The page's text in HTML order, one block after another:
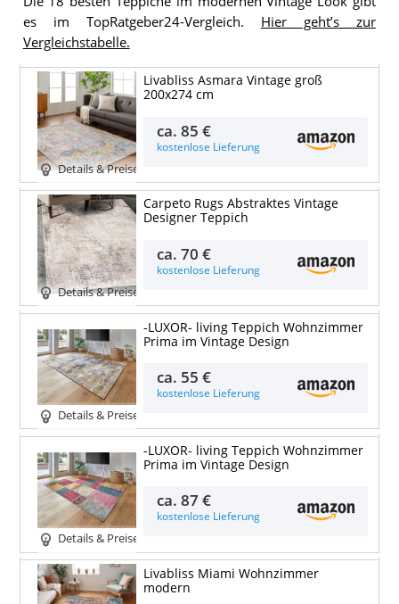
es im TopRatgeber24-Vergleich. Hier geht’s zur
Vergleichstabelle.
Details & Preise
Livabliss Asmara Vintage groß
200x274 cm
ca.85 €
kostenlose Lieferung
Details & Preise
Carpeto Rugs Abstraktes Vintage
Designer Teppich
ca.70 €
kostenlose Lieferung
Details & Preise
-LUXOR- living Teppich Wohnzimmer
Prima im Vintage Design
ca. 55 €
kostenlose Lieferung
Details & Preise
-LUXOR- living Teppich Wohnzimmer
Prima im Vintage Design
ca.87 €
kostenlose Lieferung
Livabliss Miami Wohnzimmer
modern